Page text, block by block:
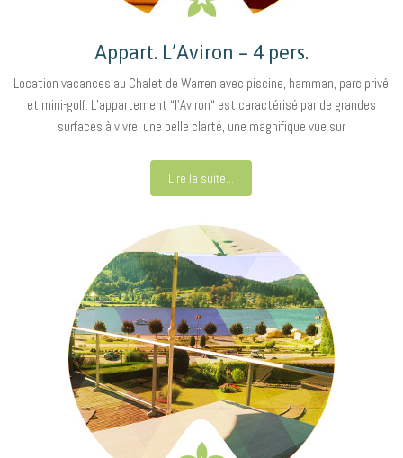
Appart. L’Aviron – 4 pers.
Location vacances au Chalet de Warren avec piscine, hamman, parc privé
et mini-golf. L’appartement “l’Aviron“ est caractérisé par de grandes
surfaces à vivre, une belle clarté, une magnifique vue sur
Lire la suite...